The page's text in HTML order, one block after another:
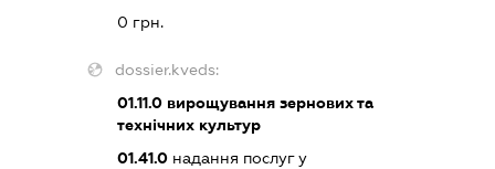
0 грн.
dossier.kveds:
01.11.0 вирощування зернових та
технічних культур
01.41.0 надання послуг у